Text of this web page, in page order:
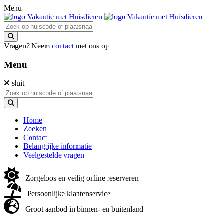
Menu
Vragen? Neem contact met ons op
Menu
sluit
Home
Zoeken
Contact
Belangrijke informatie
Veelgestelde vragen
Zorgeloos en veilig online reserveren
Persoonlijke klantenservice
Groot aanbod in binnen- en buitenland